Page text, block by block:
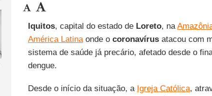
Iquitos, capital do estado de Loreto, na
América Latinaonde o coronavírusatacou com
sistema de saúde já precário, afetado desde o
dengue.
Desde o início da situação, a Igreja Católica,